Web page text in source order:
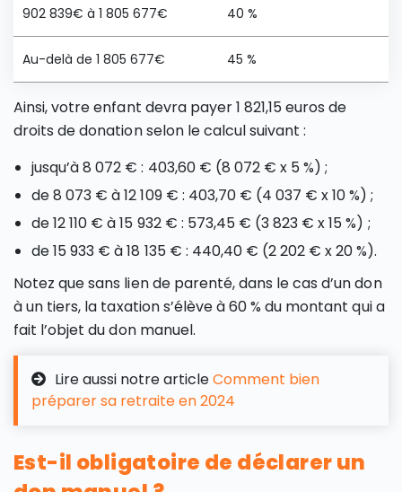
902 839€ à 1 805 677€ 40 %
Au-delà de 1 805 677€ 45 %
Ainsi, votre enfant devra payer 1 821,15 euros de
droits de donation selon le calcul suivant :
jusqu’à 8 072 € : 403,60 € (8 072 € x 5 %) ;
de 8 073 € à 12 109 € : 403,70 € (4 037 € x 10 %) ;
de 12 110 € à 15 932 € : 573,45 € (3 823 € x 15 %) ;
de 15 933 € à 18 135 € : 440,40 € (2 202 € x 20 %).
Notez que sans lien de parenté, dans le cas d’un don
à un tiers, la taxation s’élève à 60 % du montant qui a
fait l’objet du don manuel.
Lire aussi notre articleComment bien
préparer sa retraite en 2024
Est-il obligatoire de déclarer un